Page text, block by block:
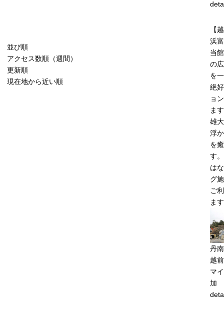
並び順
アクセス数順（週間）
更新順
現在地から近い順
【
浜富
当
の
を
絶
ョ
ま
雄
浮
を
す
は
グ
ご
ま
丹南
越
マ
加